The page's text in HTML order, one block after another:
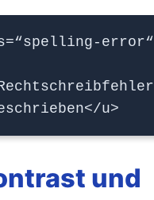
error“
u>
und